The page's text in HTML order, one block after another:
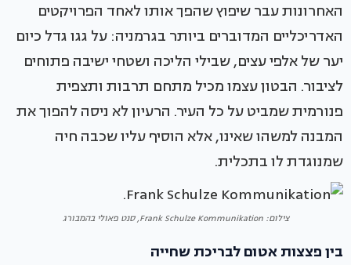
האחרונות עבר שיפוץ שהפך אותו לאחד הפרויקטים
האדריכליים המדוברים ביותר בגרמניה: על גגו גדל כיום
יער של אלפי עצים, שבילי הליכה ושטחי ישיבה פתוחים
לציבור. הבטון עצמו מכיל מתחם תרבות ותצפית
פנורמית שמביט על כל העיר. הרעיון לא ניסה להפוך את
המבנה למשהו שאינו, אלא הוסיף עליו שכבה חיה
שמנוגדת לו בתכלית.
צילום: Frank Schulze Kommunikation, סנט פאולי בהמבורג
בין פצצות אטום לבריכת שחייה